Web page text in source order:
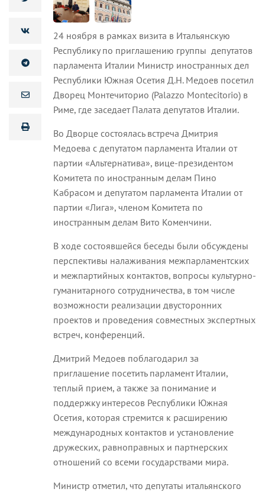
24 ноября в рамках визита в Итальянскую
Республику по приглашению группы депутатов
парламента Италии Министр иностранных дел
Республики Южная Осетия Д.Н. Медоев посетил
Дворец Монтечиторио (Palazzo Montecitorio) в
Риме, где заседает Палата депутатов Италии.
Во Дворце состоялась встреча Дмитрия
Медоева с депутатом парламента Италии от
партии «Альтернатива», вице-президентом
Комитета по иностранным делам Пино
Кабрасом и депутатом парламента Италии от
партии «Лига», членом Комитета по
иностранным делам Вито Коменчини.
В ходе состоявшейся беседы были обсуждены
перспективы налаживания межпарламентских
и межпартийных контактов, вопросы культурно-
гуманитарного сотрудничества, в том числе
возможности реализации двусторонних
проектов и проведения совместных экспертных
встреч, конференций.
Дмитрий Медоев поблагодарил за
приглашение посетить парламент Италии,
теплый прием, а также за понимание и
поддержку интересов Республики Южная
Осетия, которая стремится к расширению
международных контактов и установление
дружеских, равноправных и партнерских
отношений со всеми государствами мира.
Министр отметил, что депутаты итальянского